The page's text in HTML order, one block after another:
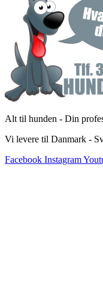
Alt til hunden - Din
Vi levere til Danmark -
Facebook Instagram